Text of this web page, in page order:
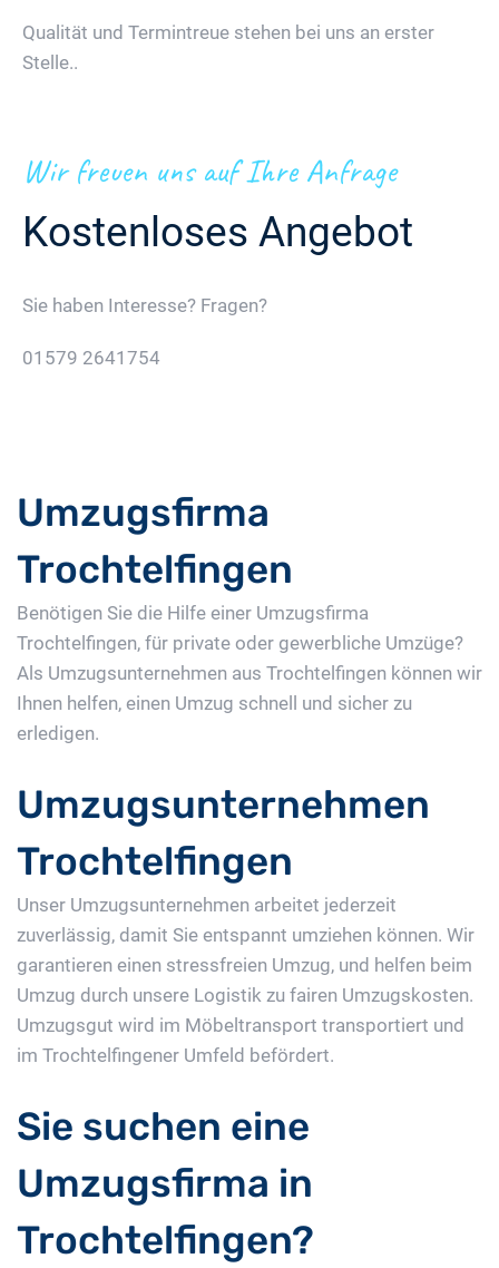
Qualität und Termintreue stehen bei uns an erster
Stelle..
Wir freuen uns auf Ihre Anfrage
Kostenloses Angebot
Sie haben Interesse? Fragen?
01579 2641754
Umzugsfirma
Trochtelfingen
Benötigen Sie die Hilfe einer Umzugsfirma
Trochtelfingen, für private oder gewerbliche Umzüge?
Als Umzugsunternehmen aus Trochtelfingen können wir
Ihnen helfen, einen Umzug schnell und sicher zu
erledigen.
Umzugsunternehmen
Trochtelfingen
Unser Umzugsunternehmen arbeitet jederzeit
zuverlässig, damit Sie entspannt umziehen können. Wir
garantieren einen stressfreien Umzug, und helfen beim
Umzug durch unsere Logistik zu fairen Umzugskosten.
Umzugsgut wird im Möbeltransport transportiert und
im Trochtelfingener Umfeld befördert.
Sie suchen eine
Umzugsfirma in
Trochtelfingen?